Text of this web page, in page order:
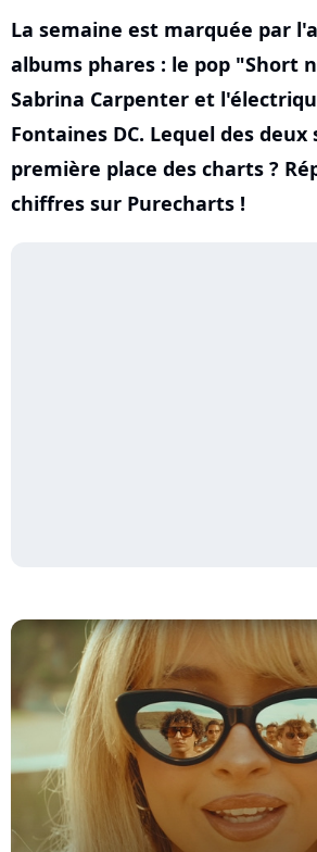
La semaine est marquée par
albums phares : le pop "Short
Sabrina Carpenter et
Fontaines DC. Lequel des
première place des charts ?
chiffres sur Purecharts !